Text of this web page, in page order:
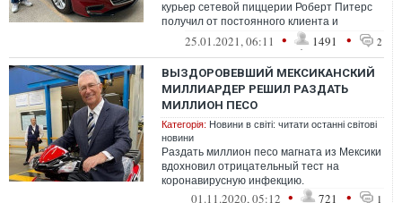
курьер сетевой пиццерии Роберт Питерс
получил от постоянного клиента и
жителей города новый автомобиль
25.01.2021, 06:11 • 1491 • 2
ВЫЗДОРОВЕВШИЙ МЕКСИКАНСКИЙ
МИЛЛИАРДЕР РЕШИЛ РАЗДАТЬ
МИЛЛИОН ПЕСО
Категорія: Новини в світі: читати останні світові
новини
Раздать миллион песо магната из Мексики
вдохновил отрицательный тест на
коронавирусную инфекцию.
01.11.2020, 05:12 • 721 • 1